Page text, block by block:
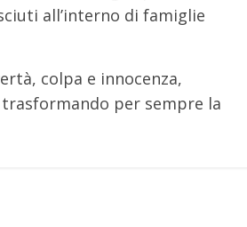
all’interno di famiglie
colpa e innocenza,
per sempre la